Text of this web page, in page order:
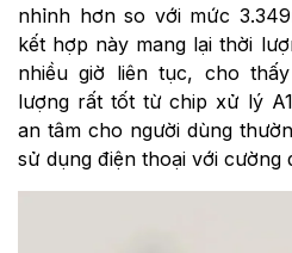
nhỉnh hơn so với mức
kết hợp này mang lại thời
nhiều giờ liên tục, cho
lượng rất tốt từ chip xử lý
an tâm cho người dùng
sử dụng điện thoại với cường